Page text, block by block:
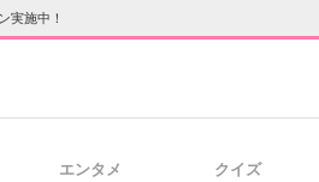
実施中！
エンタメ クイズ